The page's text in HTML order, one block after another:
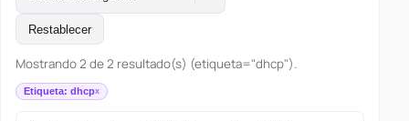
Restablecer
Mostrando 2 de 2 resultado(s) (etiqueta="dhcp").
Etiqueta: dhcp